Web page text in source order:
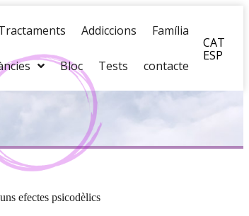
Addiccions Família
Bloc Tests contacte
CAT
ESP
efectes psicodèlics